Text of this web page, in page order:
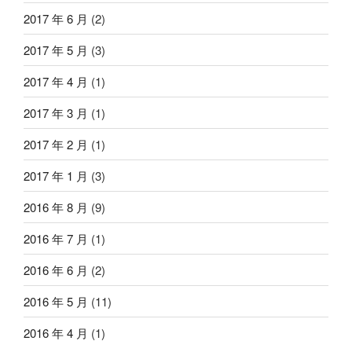
2017 年 6 月 (2)
2017 年 5 月 (3)
2017 年 4 月 (1)
2017 年 3 月 (1)
2017 年 2 月 (1)
2017 年 1 月 (3)
2016 年 8 月 (9)
2016 年 7 月 (1)
2016 年 6 月 (2)
2016 年 5 月 (11)
2016 年 4 月 (1)